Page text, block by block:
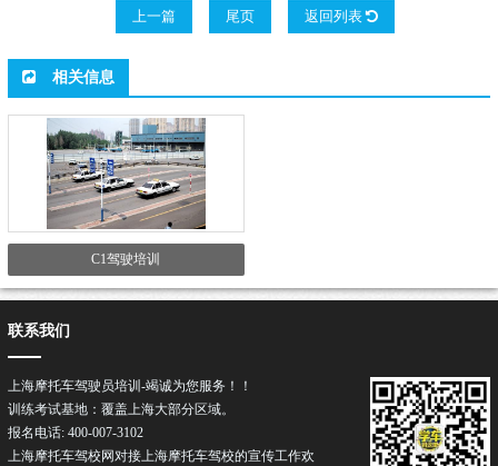
上一篇 尾页 返回列表
相关信息
C1驾驶培训
联系我们
上海摩托车驾驶员培训-竭诚为您服务！！
训练考试基地：覆盖上海大部分区域。
报名电话: 400-007-3102
上海摩托车驾校网对接上海摩托车驾校的宣传工作欢